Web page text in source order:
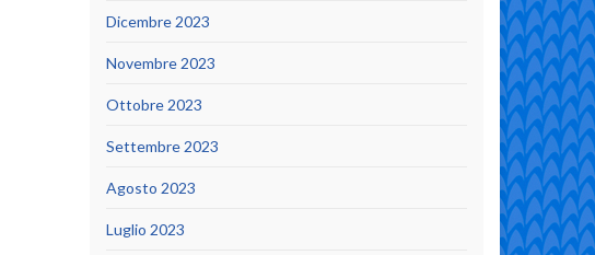
Dicembre 2023
Novembre 2023
Ottobre 2023
Settembre 2023
Agosto 2023
Luglio 2023